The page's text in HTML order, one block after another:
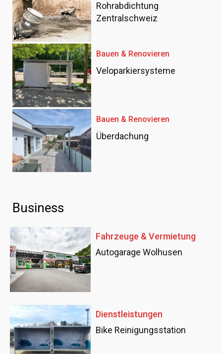
Rohrabdichtung
Zentralschweiz
Bauen & Renovieren
Veloparkiersysteme
Bauen & Renovieren
Überdachung
Business
Fahrzeuge & Vermietung
Autogarage Wolhusen
Dienstleistungen
Bike Reinigungsstation